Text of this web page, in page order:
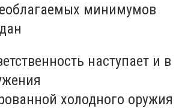
минимумов
наступает и в
холодного оружия